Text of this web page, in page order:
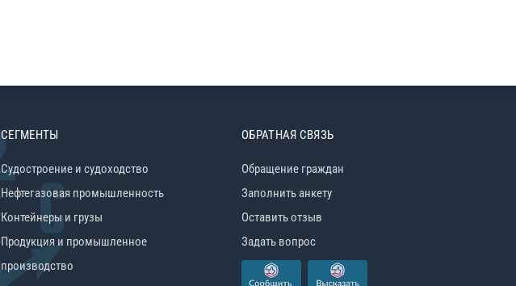
СЕГМЕНТЫ
Судостроение и судоходство
Нефтегазовая промышленность
Контейнеры и грузы
Продукция и промышленное
производство
ОБРАТНАЯ СВЯЗЬ
Обращение граждан
Заполнить анкету
Оставить отзыв
Задать вопрос